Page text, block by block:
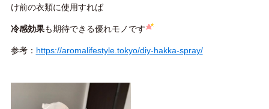
け前の衣類に使用すれば
冷感効果も期待できる優れモノです
参考： https://aromalifestyle.tokyo/diy-hakka-spray/